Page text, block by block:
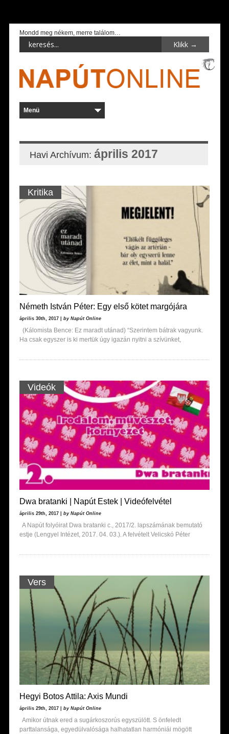
Mondd meg nékem, merre találom…
Havi Archívum: április 2017
Kritika
Németh István Péter: Egy első kötet margójára
április 30th, 2017 | by Napút Online
(Kálomista Bence: Ez maradt utánad) “Szerintem bátrak vagyunk.
Ha csak egyszer is ki mertük úgy igazán nyitni a szívünket,
Videók
Dwa bratanki | Napút Estek | Videófelvétel
április 29th, 2017 | by Napút Online
A Napút folyóirat Dwa bratanki c., 2017/2. lapszámának bemutató
estje (Lengyel Intézet, 2017. 04. 03.). A felvételt Velicskó Péter
Vers
Hegyi Botos Attila: Axis Mundi
április 29th, 2017 | by Napút Online
Amikor útnak ered a sugárkoszorús egyszülött. S önfeledt
parttalansága, egyedülvalósága halhatatlan harmóniái mögött